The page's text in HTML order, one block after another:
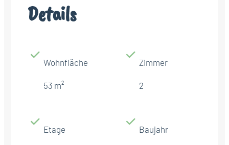
Details
Wohnfläche
53 m²
Zimmer
2
Etage Baujahr